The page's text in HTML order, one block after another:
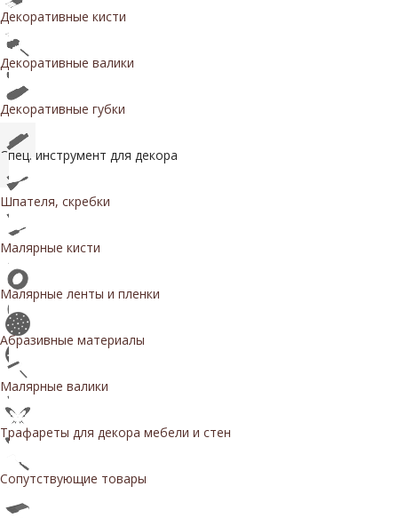
Декоративные кисти
Декоративные валики
Декоративные губки
Спец. инструмент для декора
Шпателя, скребки
Малярные кисти
Малярные ленты и пленки
Абразивные материалы
Малярные валики
Трафареты для декора мебели и стен
Сопутствующие товары